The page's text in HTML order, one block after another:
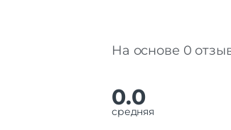
На основе 0
0.0
средняя